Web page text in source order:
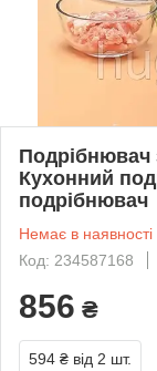
Кухонний
подрібнювач
Немає в наявності
Код: 234587168
856 ₴
594 ₴ від 2 шт.